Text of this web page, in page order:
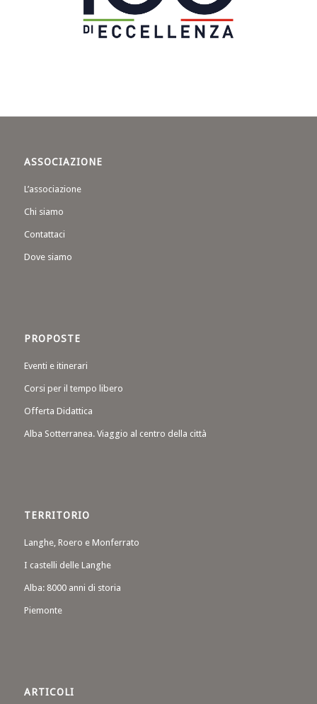
ASSOCIAZIONE
L’associazione
Chi siamo
Contattaci
Dove siamo
PROPOSTE
Eventi e itinerari
Corsi per il tempo libero
Offerta Didattica
Alba Sotterranea. Viaggio al centro della città
TERRITORIO
Langhe, Roero e Monferrato
I castelli delle Langhe
Alba: 8000 anni di storia
Piemonte
ARTICOLI